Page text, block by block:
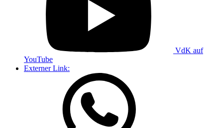
VdK auf
YouTube
Externer Link: